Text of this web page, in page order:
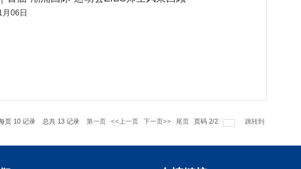
06日
页 10 记录 总共 13 记录 第一页 <<上一页 下一页>> 尾页 页码 2/2 跳转到